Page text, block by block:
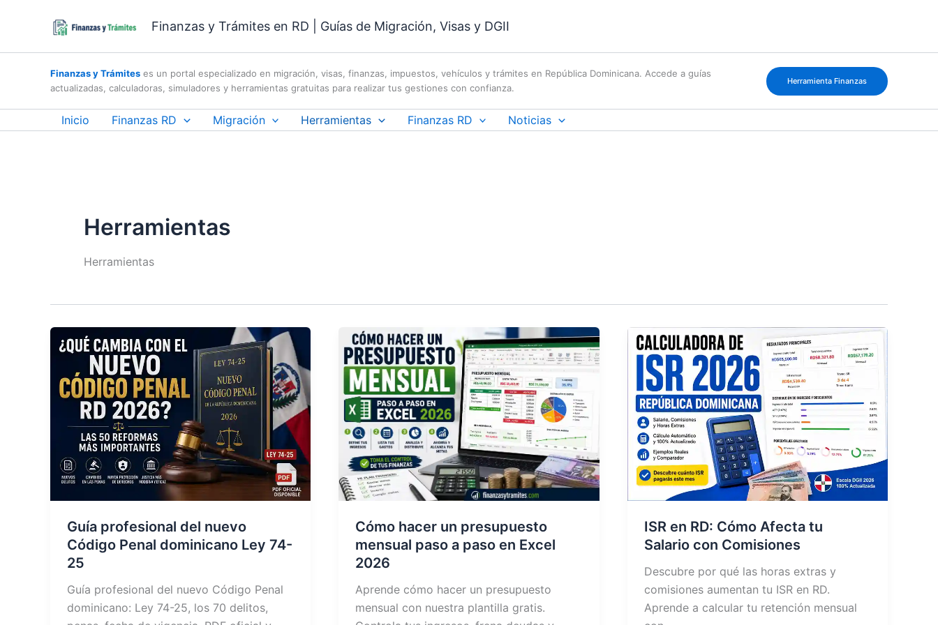
Finanzas y Trámites en RD | Guías de Migración, Visas y DGII
Finanzas y Trámites es un portal especializado en migración, visas, finanzas, impuestos, vehículos y trámites en República Dominicana. Accede a guías
actualizadas, calculadoras, simuladores y herramientas gratuitas para realizar tus gestiones con confianza.
Herramienta Finanzas
Inicio Finanzas RD Migración Herramientas Finanzas RD Noticias
Herramientas
Herramientas
Guía profesional del nuevo
Código Penal dominicano Ley 74-
25
Guía profesional del nuevo Código Penal
dominicano: Ley 74-25, los 70 delitos,
Cómo hacer un presupuesto
mensual paso a paso en Excel
2026
Aprende cómo hacer un presupuesto
mensual con nuestra plantilla gratis.
ISR en RD: Cómo Afecta tu
Salario con Comisiones
Descubre por qué las horas extras y
comisiones aumentan tu ISR en RD.
Aprende a calcular tu retención mensual